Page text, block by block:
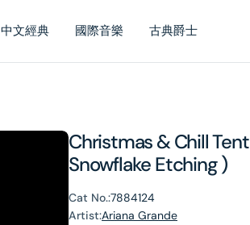
中文經典 國際音樂 古典爵士
Christmas & Chill
Snowflake Etching )
Cat No.:7884124
Artist:Ariana Grande